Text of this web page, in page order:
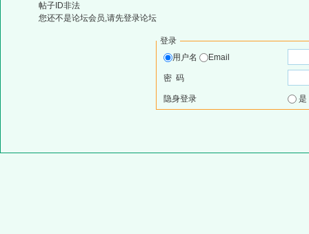
帖子ID非法
您还不是论坛会员,请先登录论坛
登录
用户名
Email
密 码
隐身登录